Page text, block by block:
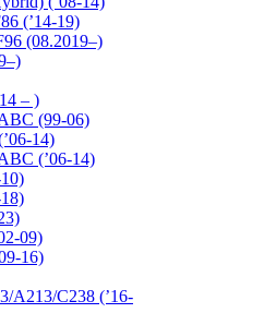
(’14-19)
(08.2019–)
– )
(99-06)
14)
(’06-14)
09)
16)
A213/C238 (’16-